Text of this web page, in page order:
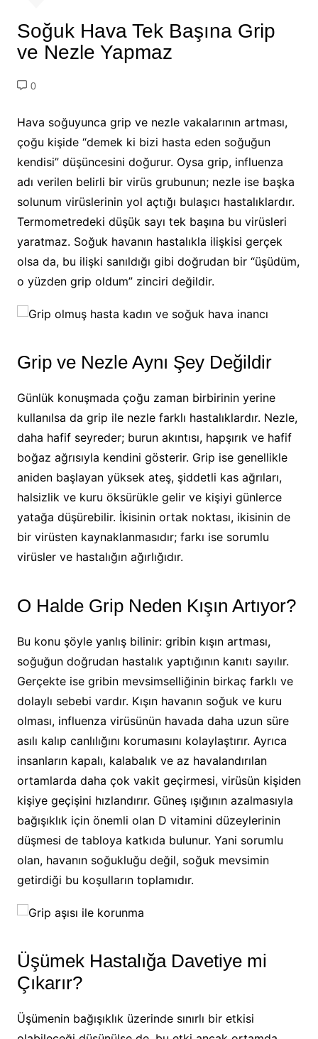
Soğuk Hava Tek Başına Grip
ve Nezle Yapmaz
0
Hava soğuyunca grip ve nezle vakalarının artması,
çoğu kişide “demek ki bizi hasta eden soğuğun
kendisi” düşüncesini doğurur. Oysa grip, influenza
adı verilen belirli bir virüs grubunun; nezle ise başka
solunum virüslerinin yol açtığı bulaşıcı hastalıklardır.
Termometredeki düşük sayı tek başına bu virüsleri
yaratmaz. Soğuk havanın hastalıkla ilişkisi gerçek
olsa da, bu ilişki sanıldığı gibi doğrudan bir “üşüdüm,
o yüzden grip oldum” zinciri değildir.
Grip ve Nezle Aynı Şey Değildir
Günlük konuşmada çoğu zaman birbirinin yerine
kullanılsa da grip ile nezle farklı hastalıklardır. Nezle,
daha hafif seyreder; burun akıntısı, hapşırık ve hafif
boğaz ağrısıyla kendini gösterir. Grip ise genellikle
aniden başlayan yüksek ateş, şiddetli kas ağrıları,
halsizlik ve kuru öksürükle gelir ve kişiyi günlerce
yatağa düşürebilir. İkisinin ortak noktası, ikisinin de
bir virüsten kaynaklanmasıdır; farkı ise sorumlu
virüsler ve hastalığın ağırlığıdır.
O Halde Grip Neden Kışın Artıyor?
Bu konu şöyle yanlış bilinir: gribin kışın artması,
soğuğun doğrudan hastalık yaptığının kanıtı sayılır.
Gerçekte ise gribin mevsimselliğinin birkaç farklı ve
dolaylı sebebi vardır. Kışın havanın soğuk ve kuru
olması, influenza virüsünün havada daha uzun süre
asılı kalıp canlılığını korumasını kolaylaştırır. Ayrıca
insanların kapalı, kalabalık ve az havalandırılan
ortamlarda daha çok vakit geçirmesi, virüsün kişiden
kişiye geçişini hızlandırır. Güneş ışığının azalmasıyla
bağışıklık için önemli olan D vitamini düzeylerinin
düşmesi de tabloya katkıda bulunur. Yani sorumlu
olan, havanın soğukluğu değil, soğuk mevsimin
getirdiği bu koşulların toplamıdır.
Üşümek Hastalığa Davetiye mi
Çıkarır?
Üşümenin bağışıklık üzerinde sınırlı bir etkisi